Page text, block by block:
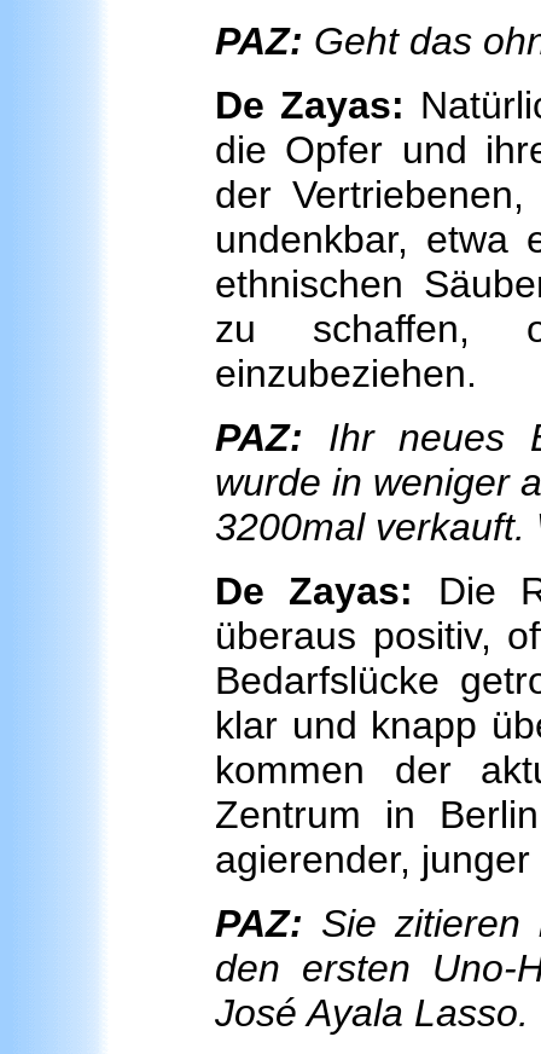
PAZ: Geht das
De Zayas:
die Opfer und
der
undenkbar, etwa
ethnischen
zu schaffen,
einzubeziehen.
PAZ: Ihr neues
wurde in weniger
3200mal verkauft.
De Zayas: Die
überaus positiv,
Bedarfslücke
klar und knapp
kommen der
Zentrum in
agierender,
PAZ: Sie zitieren
den ersten Uno-
José Ayala Lasso.